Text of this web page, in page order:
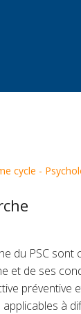
cycle -
du PSC sont
et de ses
préventive
applicables à